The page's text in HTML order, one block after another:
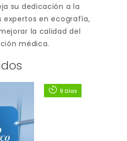
su dedicación a la
expertos en ecografía,
la calidad del
médica.
9 Días